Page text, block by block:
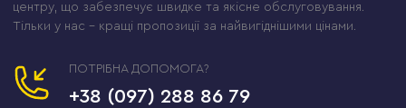
центру, що забезпечує швидке та якісне обслуговування.
Тільки у нас – кращі пропозиції за найвигіднішими цінами.
ПОТРІБНА ДОПОМОГА?
+38 (097) 288 86 79